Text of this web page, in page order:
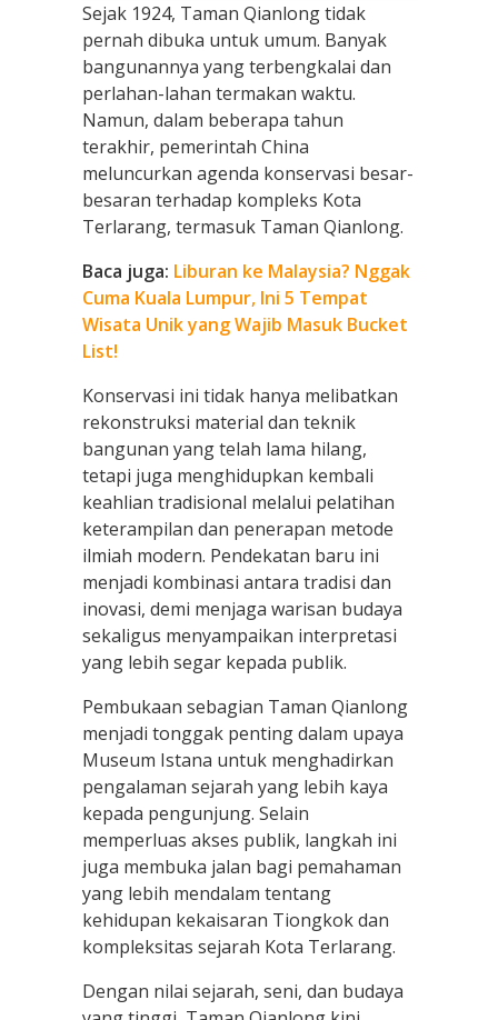
Sejak 1924, Taman Qianlong tidak
pernah dibuka untuk umum. Banyak
bangunannya yang terbengkalai dan
perlahan-lahan termakan waktu.
Namun, dalam beberapa tahun
terakhir, pemerintah China
meluncurkan agenda konservasi besar-
besaran terhadap kompleks Kota
Terlarang, termasuk Taman Qianlong.
Baca juga: Liburan ke Malaysia? Nggak
Cuma Kuala Lumpur, Ini 5 Tempat
Wisata Unik yang Wajib Masuk Bucket
List!
Konservasi ini tidak hanya melibatkan
rekonstruksi material dan teknik
bangunan yang telah lama hilang,
tetapi juga menghidupkan kembali
keahlian tradisional melalui pelatihan
keterampilan dan penerapan metode
ilmiah modern. Pendekatan baru ini
menjadi kombinasi antara tradisi dan
inovasi, demi menjaga warisan budaya
sekaligus menyampaikan interpretasi
yang lebih segar kepada publik.
Pembukaan sebagian Taman Qianlong
menjadi tonggak penting dalam upaya
Museum Istana untuk menghadirkan
pengalaman sejarah yang lebih kaya
kepada pengunjung. Selain
memperluas akses publik, langkah ini
juga membuka jalan bagi pemahaman
yang lebih mendalam tentang
kehidupan kekaisaran Tiongkok dan
kompleksitas sejarah Kota Terlarang.
Dengan nilai sejarah, seni, dan budaya